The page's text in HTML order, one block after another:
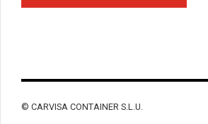
© CARVISA CONTAINER S.L.U.